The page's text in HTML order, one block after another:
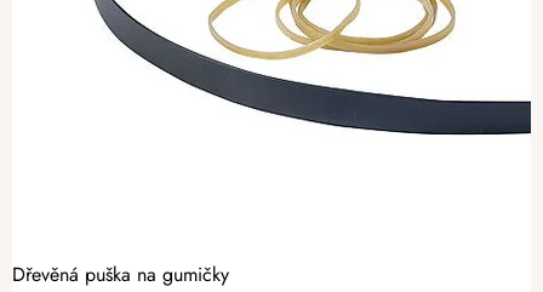
Dřevěná puška na gumičky